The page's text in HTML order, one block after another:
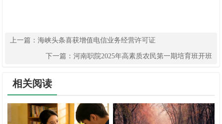
上一篇：海峡头条喜获增值电信业务经营许可证
下一篇： 河南职院2025年高素质农民第一期培育班开班
相关阅读